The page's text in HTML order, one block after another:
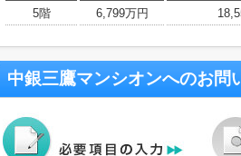
5階
6,799万円
中銀三鷹マンシオンへのお問